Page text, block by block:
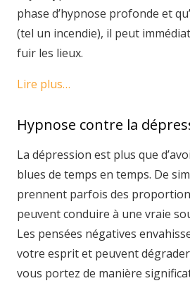
phase d’hypnose profonde et
(tel un incendie), il peut
fuir les lieux.
Lire plus…
Hypnose contre la
La dépression est plus que
blues de temps en temps. De
prennent parfois des
peuvent conduire à une vraie
Les pensées négatives
votre esprit et peuvent dégrader
vous portez de manière